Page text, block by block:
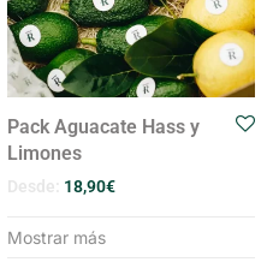
Pack Aguacate Hass y
Limones
Desde: 18,90€
Mostrar más